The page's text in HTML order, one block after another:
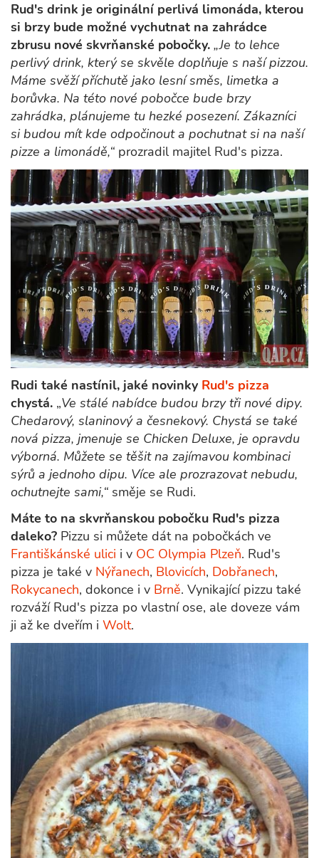
Rud's drink je originální perlivá limonáda, kterou
si brzy bude možné vychutnat na zahrádce
zbrusu nové skvrňanské pobočky. „Je to lehce
perlivý drink, který se skvěle doplňuje s naší pizzou.
Máme svěží příchutě jako lesní směs, limetka a
borůvka. Na této nové pobočce bude brzy
zahrádka, plánujeme tu hezké posezení. Zákazníci
si budou mít kde odpočinout a pochutnat si na naší
pizze a limonádě,“ prozradil majitel Rud's pizza.
Rudi také nastínil, jaké novinky Rud's pizza
chystá. „Ve stálé nabídce budou brzy tři nové dipy.
Chedarový, slaninový a česnekový. Chystá se také
nová pizza, jmenuje se Chicken Deluxe, je opravdu
výborná. Můžete se těšit na zajímavou kombinaci
sýrů a jednoho dipu. Více ale prozrazovat nebudu,
ochutnejte sami,“ směje se Rudi.
Máte to na skvrňanskou pobočku Rud's pizza
daleko? Pizzu si můžete dát na pobočkách ve
Františkánské ulici i v OC Olympia Plzeň. Rud's
pizza je také v Nýřanech, Blovicích, Dobřanech,
Rokycanech, dokonce i v Brně. Vynikající pizzu také
rozváží Rud's pizza po vlastní ose, ale doveze vám
ji až ke dveřím i Wolt.